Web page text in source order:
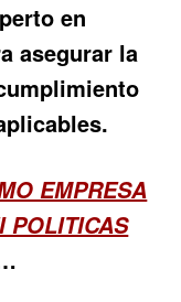
en
asegurar la
EMPRESA
POLITICAS